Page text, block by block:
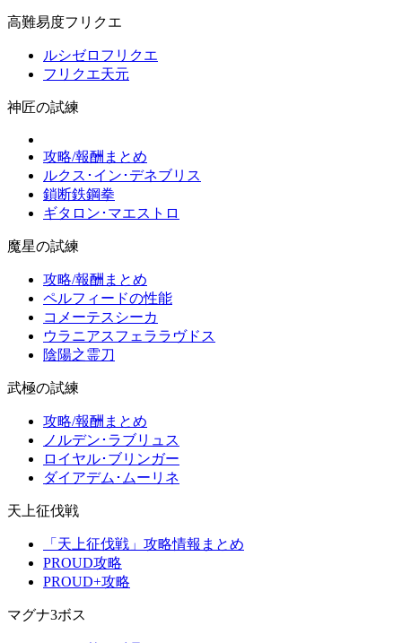
高難易度フリクエ
ルシゼロフリクエ
フリクエ天元
神匠の試練
攻略/報酬まとめ
ルクス･イン･デネブリス
鎖断鉄鋼拳
ギタロン･マエストロ
魔星の試練
攻略/報酬まとめ
ペルフィードの性能
コメーテスシーカ
ウラニアスフェララヴドス
陰陽之霊刀
武極の試練
攻略/報酬まとめ
ノルデン･ラブリュス
ロイヤル･ブリンガー
ダイアデム･ムーリネ
天上征伐戦
「天上征伐戦」攻略情報まとめ
PROUD攻略
PROUD+攻略
マグナ3ボス